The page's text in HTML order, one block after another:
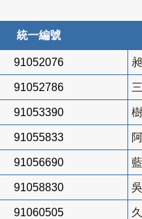
統一編號
91052076
91052786
91053390
91055833
91056690
91058830
91060505